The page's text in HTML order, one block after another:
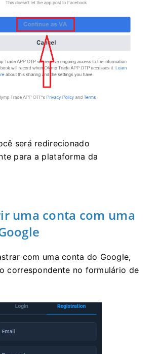
será redirecionado
para a plataforma da
uma conta com uma
com uma conta do Google,
correspondente no formulário de